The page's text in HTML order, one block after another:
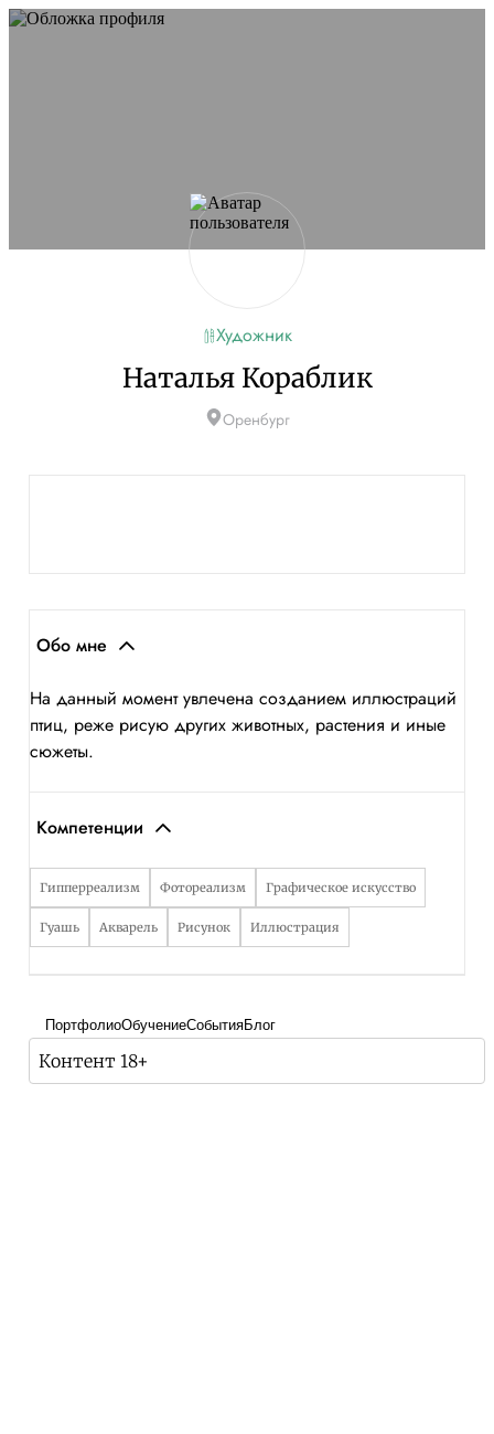
Художник
Наталья Кораблик
Оренбург
Обо мне
На данный момент увлечена созданием иллюстраций
птиц, реже рисую других животных, растения и иные
сюжеты.
Компетенции
Гипперреализм Фотореализм Графическое искусство
Гуашь Акварель Рисунок Иллюстрация
ПортфолиоОбучениеСобытияБлог
Контент 18+